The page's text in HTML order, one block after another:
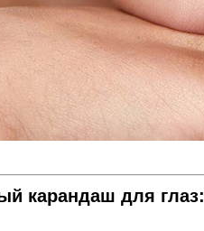
карандаш для глаз: